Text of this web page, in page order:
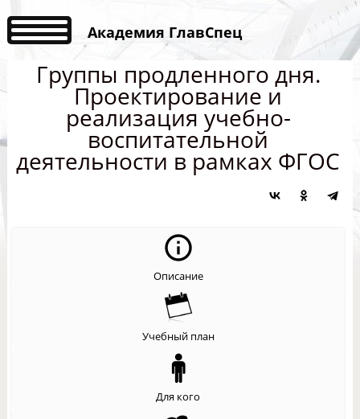
Академия ГлавСпец
Группы продленного дня.
Проектирование и
реализация учебно-
воспитательной
деятельности в рамках ФГОС
Описание
Учебный план
Для кого